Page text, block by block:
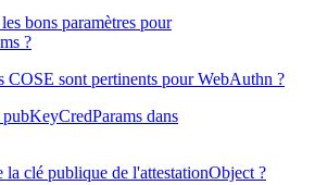
bons paramètres pour
?
COSE sont pertinents pour WebAuthn ?
dans
la clé publique de l'attestationObject ?